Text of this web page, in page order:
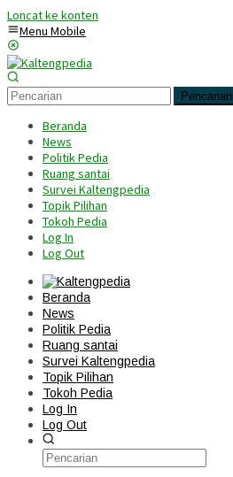
Loncat ke konten
Menu Mobile
Pencarian
Beranda
News
Politik Pedia
Ruang santai
Survei Kaltengpedia
Topik Pilihan
Tokoh Pedia
Log In
Log Out
Beranda
News
Politik Pedia
Ruang santai
Survei Kaltengpedia
Topik Pilihan
Tokoh Pedia
Log In
Log Out